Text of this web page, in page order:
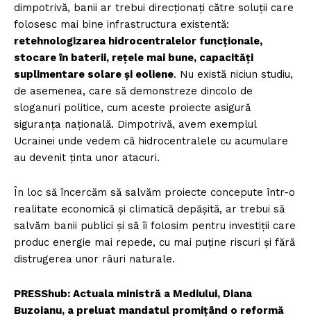
dimpotrivă, banii ar trebui direcționați către soluții care
folosesc mai bine infrastructura existentă:
retehnologizarea hidrocentralelor funcționale,
stocare în baterii, rețele mai bune, capacități
suplimentare solare și eoliene. Nu există niciun studiu,
de asemenea, care să demonstreze dincolo de
sloganuri politice, cum aceste proiecte asigură
siguranța națională. Dimpotrivă, avem exemplul
Ucrainei unde vedem că hidrocentralele cu acumulare
au devenit ținta unor atacuri.
În loc să încercăm să salvăm proiecte concepute într-o
realitate economică și climatică depășită, ar trebui să
salvăm banii publici și să îi folosim pentru investiții care
produc energie mai repede, cu mai puține riscuri și fără
distrugerea unor râuri naturale.
PRESShub: Actuala ministră a Mediului, Diana
Buzoianu, a preluat mandatul promițând o reformă